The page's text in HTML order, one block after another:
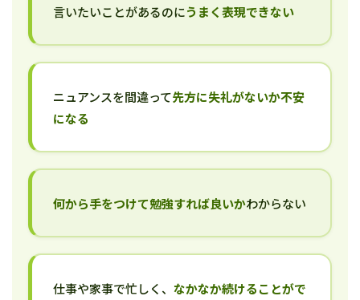
言いたいことがあるのにうまく表現できない
ニュアンスを間違って先方に失礼がないか不安
になる
何から手をつけて勉強すれば良いかわからない
仕事や家事で忙しく、 なかなか続けることがで